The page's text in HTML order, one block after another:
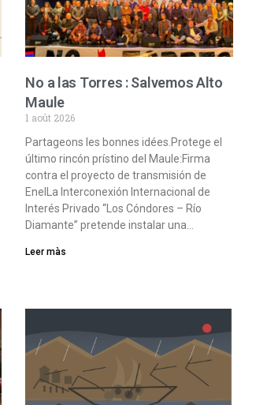
No a las Torres : Salvemos Alto
Maule
1 août 2026
Partageons les bonnes idées.Protege el
último rincón prístino del Maule:Firma
contra el proyecto de transmisión de
EnelLa Interconexión Internacional de
Interés Privado “Los Cóndores – Río
Diamante” pretende instalar una…
Leer màs